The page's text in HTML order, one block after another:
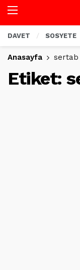
DAVET SOSYETE
Anasayfa sertab
Etiket: